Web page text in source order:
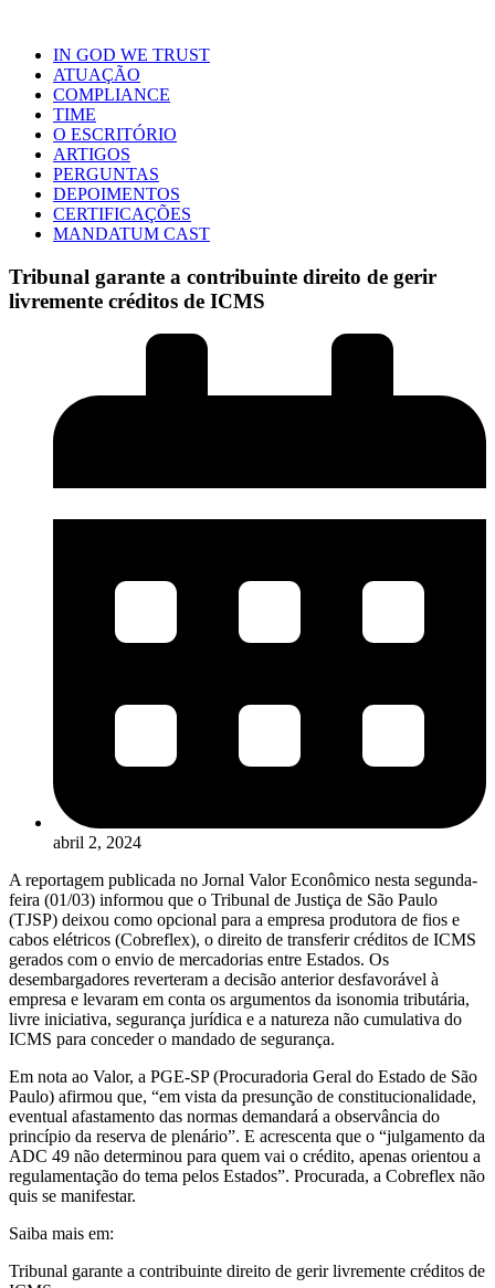
IN GOD WE TRUST
ATUAÇÃO
COMPLIANCE
TIME
O ESCRITÓRIO
ARTIGOS
PERGUNTAS
DEPOIMENTOS
CERTIFICAÇÕES
MANDATUM CAST
Tribunal garante a contribuinte direito de gerir
livremente créditos de ICMS
abril 2, 2024
A reportagem publicada no Jornal Valor Econômico nesta segunda-
feira (01/03) informou que o Tribunal de Justiça de São Paulo
(TJSP) deixou como opcional para a empresa produtora de fios e
cabos elétricos (Cobreflex), o direito de transferir créditos de ICMS
gerados com o envio de mercadorias entre Estados. Os
desembargadores reverteram a decisão anterior desfavorável à
empresa e levaram em conta os argumentos da isonomia tributária,
livre iniciativa, segurança jurídica e a natureza não cumulativa do
ICMS para conceder o mandado de segurança.
Em nota ao Valor, a PGE-SP (Procuradoria Geral do Estado de São
Paulo) afirmou que, “em vista da presunção de constitucionalidade,
eventual afastamento das normas demandará a observância do
princípio da reserva de plenário”. E acrescenta que o “julgamento da
ADC 49 não determinou para quem vai o crédito, apenas orientou a
regulamentação do tema pelos Estados”. Procurada, a Cobreflex não
quis se manifestar.
Saiba mais em:
Tribunal garante a contribuinte direito de gerir livremente créditos de